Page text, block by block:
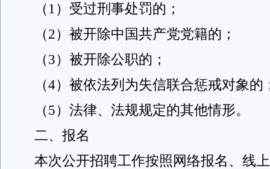
（1）受过刑事处罚的；
（2）被开除中国共产党党籍的；
（3）被开除公职的；
（4）被依法列为失信联合惩戒对象的
（5）法律、法规规定的其他情形。
二、报名
本次公开招聘工作按照网络报名、线上